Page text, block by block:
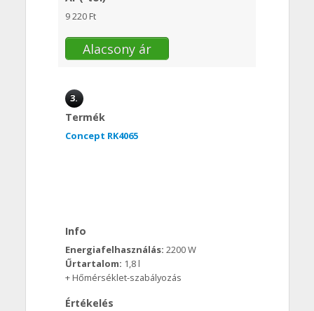
9 220 Ft
Alacsony ár
3.
Termék
Concept RK4065
Info
Energiafelhasználás: 2200 W
Űrtartalom: 1,8 l
+ Hőmérséklet-szabályozás
Értékelés